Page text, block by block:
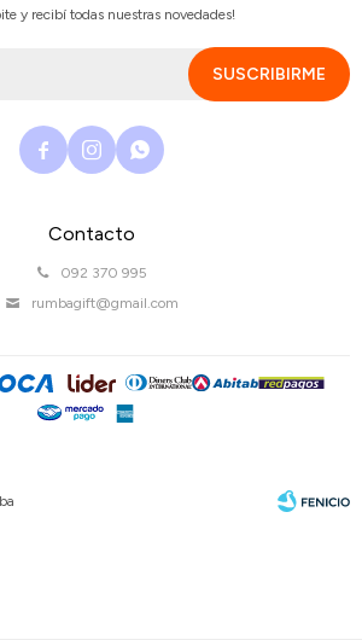
Contacto
092 370 995
rumbagift@gmail.com
y recibí todas nuestras novedades!
SUSCRIBIRME
  